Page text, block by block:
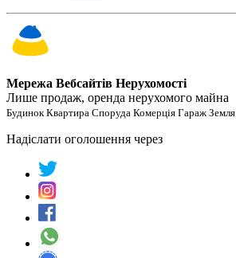
Мережа Вебсайтів Нерухомості
Лише продаж, оренда нерухомого майна
Будинок Квартира Споруда Комерція Гараж Земля
Надіслати оголошення через